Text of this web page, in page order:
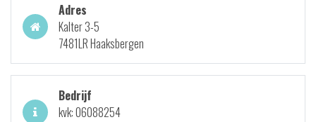
Adres
Kalter 3-5
7481LR Haaksbergen
Bedrijf
kvk: 06088254